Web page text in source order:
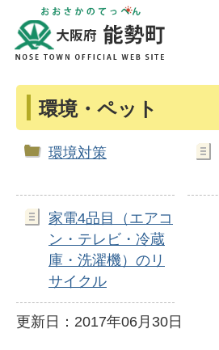
環境・ペット
環境対策
家電4品目（エアコ
ン・テレビ・冷蔵
庫・洗濯機）のリ
サイクル
更新日：2017年06月30日